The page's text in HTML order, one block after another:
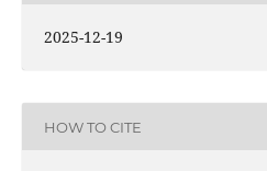
2025-12-19
HOW TO CITE